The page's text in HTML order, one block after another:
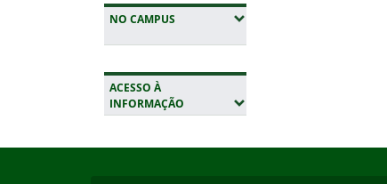
NO CAMPUS (EXPANDIR SUBMENUS)
ACESSO À
INFORMAÇÃO (EXPANDIR SUBMENUS)